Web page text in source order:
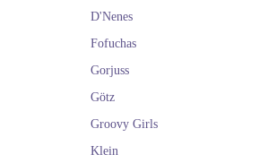
D'Nenes
Fofuchas
Gorjuss
Götz
Groovy Girls
Klein